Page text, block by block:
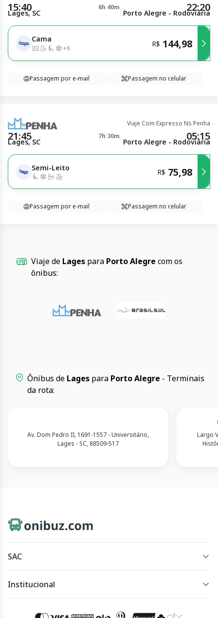
15:40 6h 40m 22:20
Lages, SC Porto Alegre - Rodoviária
Cama
+6 R$ 144,98
Passagem por e-mail Passagem no celular
Viaje Com Expresso Ns Penha
21:45 7h 30m 05:15
Lages, SC Porto Alegre - Rodoviária
Semi-Leito R$ 75,98
Passagem por e-mail Passagem no celular
Viaje de Lagespara Porto Alegre com os
ônibus:
Ônibus de Lagespara Porto Alegre - Terminais
da rota:
Av. Dom Pedro II, 1691-1557 - Universitário,
Lages - SC, 88509-517
Largo
SAC
Horário de atendimento:
Institucional
Política de Cookies